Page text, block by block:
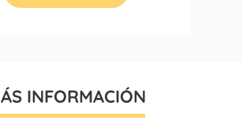
INFORMACIÓN